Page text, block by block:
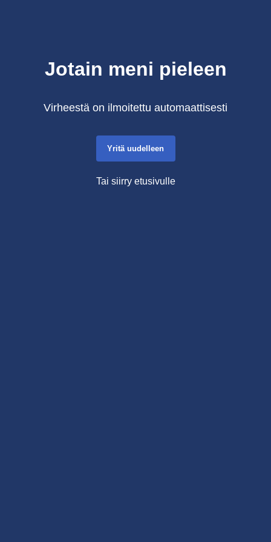
Jotain meni pieleen
Virheestä on ilmoitettu automaattisesti
Yritä uudelleen
Tai siirry etusivulle